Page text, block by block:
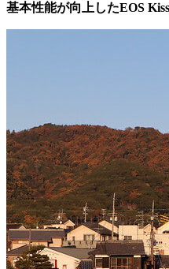
基本性能が向上したEOS